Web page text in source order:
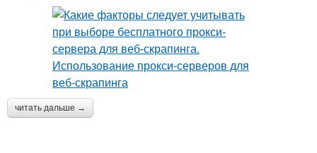
читать дальше →